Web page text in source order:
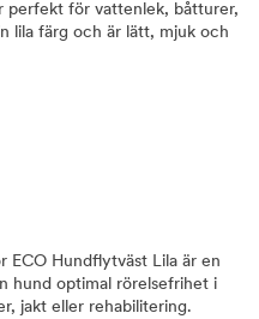
perfekt för vattenlek, båtturer,
lila färg och är lätt, mjuk och
ECO Hundflytväst Lila är en
hund optimal rörelsefrihet i
jakt eller rehabilitering.